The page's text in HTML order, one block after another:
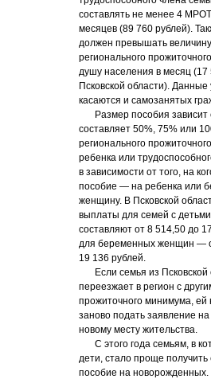
составлять не менее 4
месяцев (89 760 рублей).
должен превышать величину
регионального
душу населения в месяц (17
Псковской области). Данные
касаются и самозанятых
Размер пособия
составляет 50%, 75% или
регионального
ребенка или
в зависимости от того, на
пособие — на ребенка или
женщину. В Псковской
выплаты для семей с детьми
составляют от 8 514,50 до
для беременных женщин —
19 136 рублей.
Если семья из Псковской
переезжает в регион с
прожиточного минимума, ей
заново подать заявление
новому месту жительства.
С этого года семьям, в
дети, стало проще получить
пособие на новорожденных.